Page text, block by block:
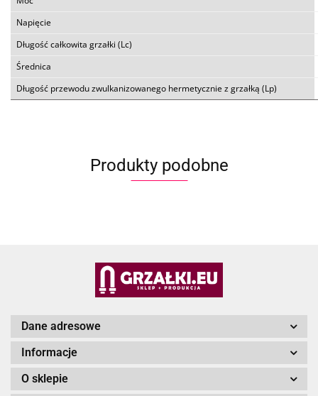
Napięcie
Długość całkowita grzałki (Lc)
Średnica
Długość przewodu zwulkanizowanego hermetycznie z grzałką (Lp)
Produkty podobne
Dane adresowe
Informacje
O sklepie